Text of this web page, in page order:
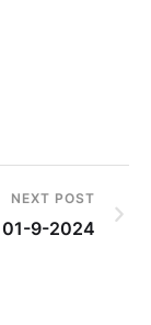
NEXT POST
01-9-2024